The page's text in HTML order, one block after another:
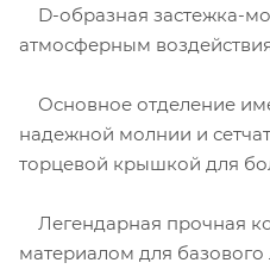
D-образная застежка-
атмосферным
Основное отделение
надежной молнии и
торцевой крышкой для
Легендарная прочная
материалом для